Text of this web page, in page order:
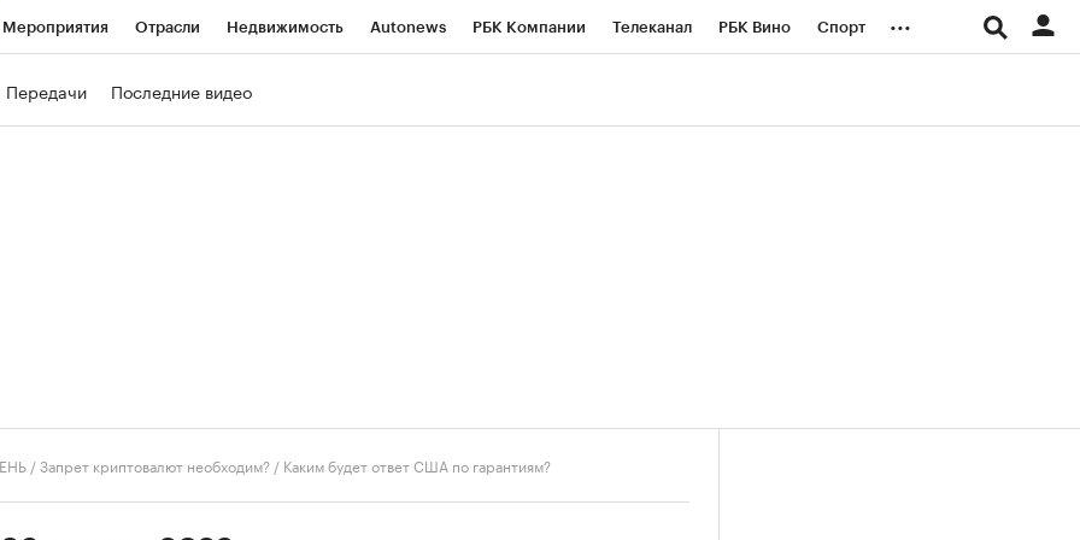
Мероприятия Отрасли Недвижимость Autonews РБК Компании Телеканал РБК Вино Спорт ...
Передачи Последние видео
/Запрет криптовалют необходим? / Каким будет ответ США по гарантиям?